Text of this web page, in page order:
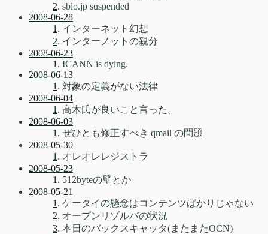
2. sblo.jp suspended
2008-06-28
1 . インターネット幻想
2. インターノットの親分
2008-06-23
1 . ICANN is dying.
2008-06-13
1 . 対象の定義がない法律
2008-06-04
1 . 高木氏が良いこと言った。
2008-06-03
1 . ぜひとも修正すべき qmail の問題
2008-05-30
1 . オレオレレジストラ
2008-05-23
1 . 512byteの壁とか
2008-05-21
1 . ケータイの懸念はコンテンツばかりじゃない
2. オープンリゾルバの状況
3. 本日のバックスキャッタ(またまたOCN)